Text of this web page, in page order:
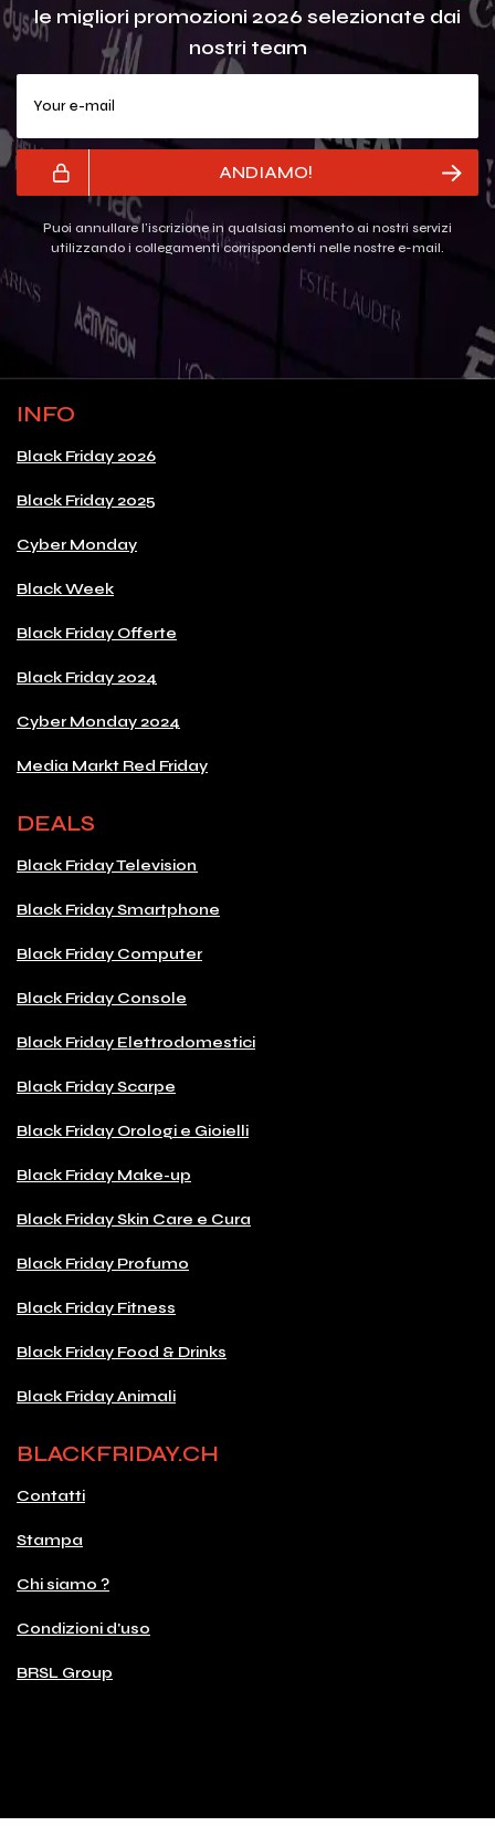
le migliori promozioni 2026 selezionate dai
nostri team
ANDIAMO!
Puoi annullare l'iscrizione in qualsiasi momento ai nostri servizi
utilizzando i collegamenti corrispondenti nelle nostre e-mail.
INFO
Black Friday 2026
Black Friday 2025
Cyber Monday
Black Week
Black Friday Offerte
Black Friday 2024
Cyber Monday 2024
Media Markt Red Friday
DEALS
Black Friday Television
Black Friday Smartphone
Black Friday Computer
Black Friday Console
Black Friday Elettrodomestici
Black Friday Scarpe
Black Friday Orologi e Gioielli
Black Friday Make-up
Black Friday Skin Care e Cura
Black Friday Profumo
Black Friday Fitness
Black Friday Food & Drinks
Black Friday Animali
BLACKFRIDAY.CH
Contatti
Stampa
Chi siamo ?
Condizioni d'uso
BRSL Group